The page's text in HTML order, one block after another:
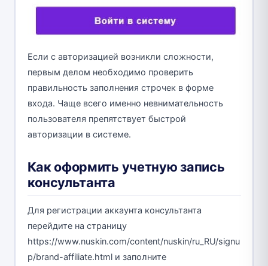
Если с авторизацией возникли сложности,
первым делом необходимо проверить
правильность заполнения строчек в форме
входа. Чаще всего именно невнимательность
пользователя препятствует быстрой
авторизации в системе.
Как оформить учетную запись
консультанта
Для регистрации аккаунта консультанта
перейдите на страницу
https://www.nuskin.com/content/nuskin/ru_RU/signu
p/brand-affiliate.html и заполните